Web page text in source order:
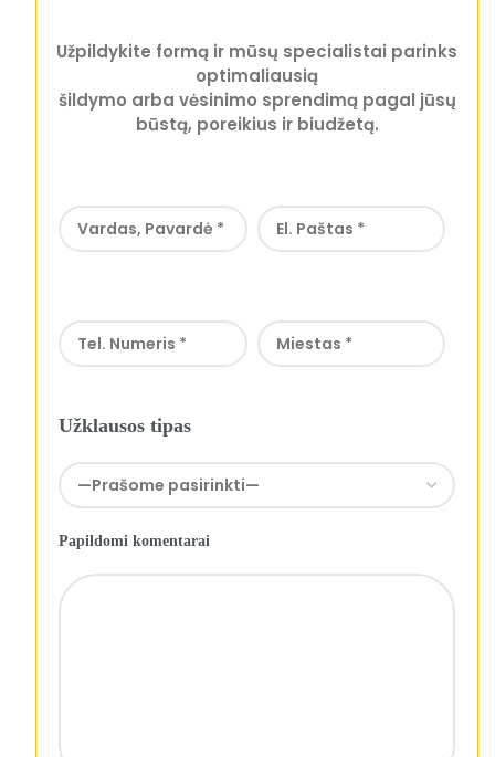
Užpildykite formą ir mūsų specialistai parinks
optimaliausią
šildymo arba vėsinimo sprendimą pagal jūsų
būstą, poreikius ir biudžetą.
Užklausos tipas
Papildomi komentarai